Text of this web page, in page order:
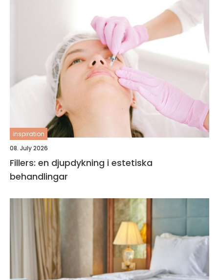
inspiration
08. July 2026
Fillers: en djupdykning i estetiska
behandlingar